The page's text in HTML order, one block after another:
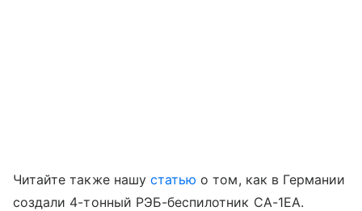
Читайте также нашу статью о том, как в Германии
создали 4-тонный РЭБ-беспилотник CA-1EA.